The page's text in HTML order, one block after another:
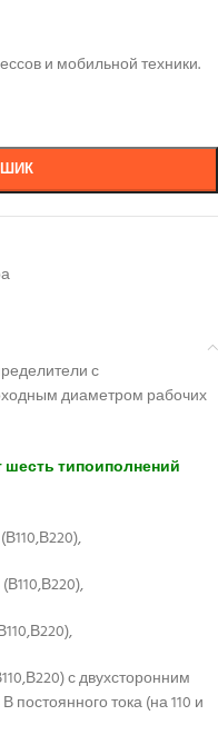
и мобильной техники.
с
диаметром рабочих
типоиполнений
с двухсторонним
тока (на 110 и